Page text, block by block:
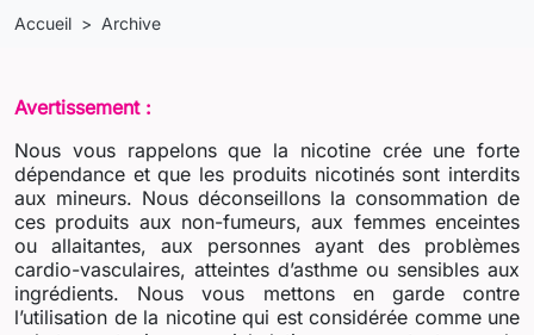
Accueil Archive
Avertissement :
Nous vous rappelons que la nicotine crée une forte
dépendance et que les produits nicotinés sont interdits
aux mineurs. Nous déconseillons la consommation de
ces produits aux non-fumeurs, aux femmes enceintes
ou allaitantes, aux personnes ayant des problèmes
cardio-vasculaires, atteintes d’asthme ou sensibles aux
ingrédients. Nous vous mettons en garde contre
l’utilisation de la nicotine qui est considérée comme une